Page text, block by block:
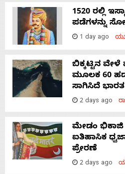
1520 ರಲ್ಲಿ
ಪಡೆಗಳನ್ನು
1 day ago
ಬಿಕ್ಕಟ್ಟಿನ
ಮೂಲಕ 60
ಸಾಗಿಸಿದೆ ಭಾರತ
2 days ago
ಮೇಡಂ ಭಿಕಾಜಿ
ಐತಿಹಾಸಿಕ
ಪ್ರೇರಣೆ
2 days ago